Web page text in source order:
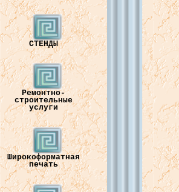
СТЕНДЫ
Ремонтно-
строительные
услуги
Широкоформатная
печать